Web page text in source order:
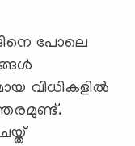
പോലെ
വിധികളിൽ